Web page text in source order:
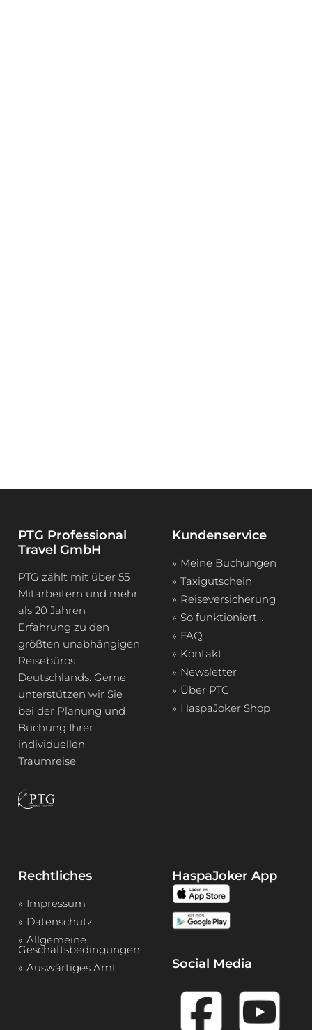
PTG Professional
Travel GmbH
PTG zählt mit über 55
Mitarbeitern und mehr
als 20 Jahren
Erfahrung zu den
größten unabhängigen
Reisebüros
Deutschlands. Gerne
unterstützen wir Sie
bei der Planung und
Buchung Ihrer
individuellen
Traumreise.
Kundenservice
Meine Buchungen
Taxigutschein
Reiseversicherung
So funktioniert...
FAQ
Kontakt
Newsletter
Über PTG
HaspaJoker Shop
Rechtliches
Impressum
Datenschutz
Allgemeine
Geschäftsbedingungen
Auswärtiges Amt
HaspaJoker App
Social Media